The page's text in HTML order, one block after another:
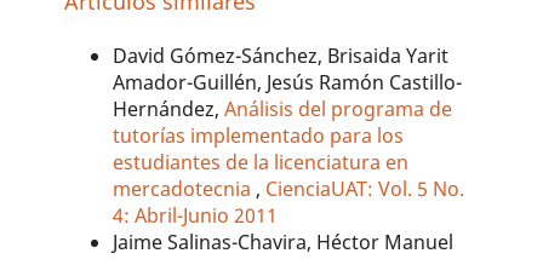
David Gómez-Sánchez, Brisaida Yarit
Amador-Guillén, Jesús Ramón Castillo-
Hernández,Análisis del programa de
tutorías implementado para los
estudiantes de la licenciatura en
mercadotecnia , CienciaUAT: Vol. 5 No.
4: Abril-Junio 2011
Jaime Salinas-Chavira, Héctor Manuel